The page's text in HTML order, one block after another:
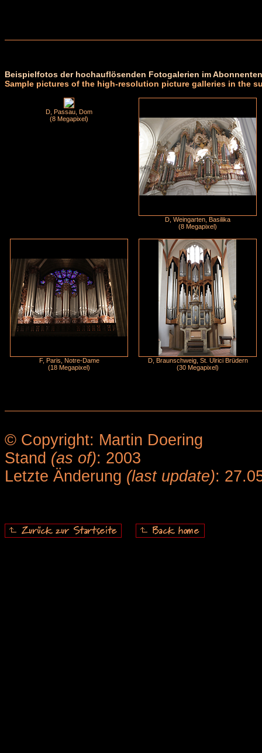
Beispielfotos der hochauflösenden Fotogalerien im
Sample pictures of the high-resolution picture galleries in the
D, Passau, Dom
(8 Megapixel)
D, Weingarten, Basilika
(8 Megapixel)
F, Paris, Notre-Dame
(18 Megapixel)
D, Braunschweig, St. Ulrici Brüdern
(30 Megapixel)
© Copyright: Martin Doering
Stand (as of): 2003
Letzte Änderung (last update):